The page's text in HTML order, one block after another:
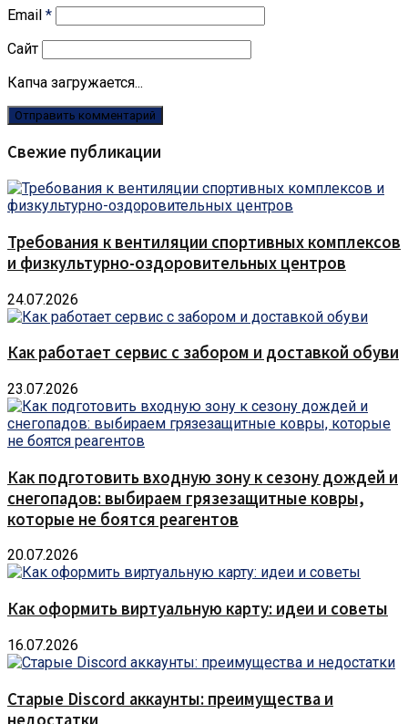
Email *
Сайт
Капча загружается...
Свежие публикации
Требования к вентиляции спортивных комплексов
и физкультурно-оздоровительных центров
24.07.2026
Как работает сервис с забором и доставкой обуви
23.07.2026
Как подготовить входную зону к сезону дождей и
снегопадов: выбираем грязезащитные ковры,
которые не боятся реагентов
20.07.2026
Как оформить виртуальную карту: идеи и советы
16.07.2026
Старые Discord аккаунты: преимущества и
недостатки